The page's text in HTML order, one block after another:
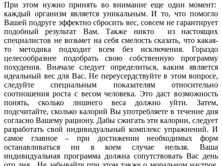
При этом нужно принять во внимание еще один момент:
каждый организм является уникальным. И то, что помогло
Вашей подруге эффектно сбросить вес, совсем не гарантирует
подобный результат Вам. Также никто из настоящих
специалистов не возьмет на себя смелость сказать, что какая-
то методика подходит всем без исключения. Гораздо
целесообразнее подобрать свою собственную программу
похудения. Вначале следует определиться, каким является
идеальный вес для Вас. Не переусердствуйте в этом вопросе,
следуйте специальным показателям относительно
соотношения роста с весом человека. Это даст возможность
понять, сколько лишнего веса должно уйти. Затем,
подсчитайте, сколько калорий Вы употребляете в течение дня
согласно Вашему рациону. Дабы сжигать эти калории, следует
разработать свой индивидуальный комплекс упражнений. И
самое главное – при достижении необходимых форм
останавливаться ни в коем случае нельзя. Ваша
индивидуальная программа должна сопутствовать Вас день